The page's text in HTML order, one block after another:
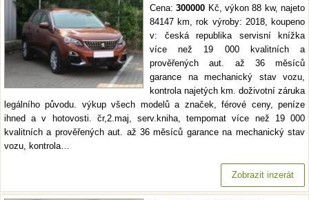
Cena:300000 Kč, výkon 88 kw, najeto
84147 km, rok výroby: 2018, koupeno
v: česká republika servisní knížka
více než 19 000 kvalitních a
prověřených aut. až 36 měsíců
garance na mechanický stav vozu,
kontrola najetých km. doživotní záruka
legálního původu. výkup všech modelů a značek, férové ceny, peníze
ihned a v hotovosti. čr,2.maj, serv.kniha, tempomat více než 19 000
kvalitních a prověřených aut. až 36 měsíců garance na mechanický stav
vozu, kontrola…
Zobrazit inzerát